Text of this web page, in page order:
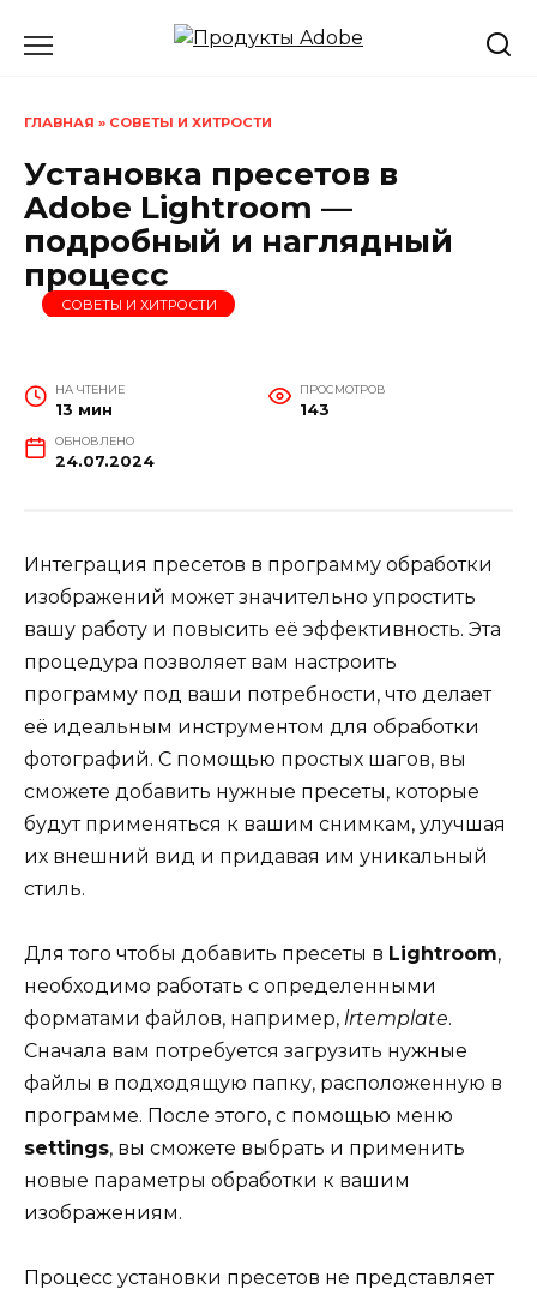
ГЛАВНАЯ » СОВЕТЫ И ХИТРОСТИ
Установка пресетов в
Adobe Lightroom —
подробный и наглядный
процесс
СОВЕТЫ И ХИТРОСТИ
НА ЧТЕНИЕ
13 мин
ПРОСМОТРОВ
143
ОБНОВЛЕНО
24.07.2024
Интеграция пресетов в программу обработки
изображений может значительно упростить
вашу работу и повысить её эффективность. Эта
процедура позволяет вам настроить
программу под ваши потребности, что делает
её идеальным инструментом для обработки
фотографий. С помощью простых шагов, вы
сможете добавить нужные пресеты, которые
будут применяться к вашим снимкам, улучшая
их внешний вид и придавая им уникальный
стиль.
Для того чтобы добавить пресеты в Lightroom,
необходимо работать с определенными
форматами файлов, например, lrtemplate.
Сначала вам потребуется загрузить нужные
файлы в подходящую папку, расположенную в
программе. После этого, с помощью меню
settings, вы сможете выбрать и применить
новые параметры обработки к вашим
изображениям.
Процесс установки пресетов не представляет